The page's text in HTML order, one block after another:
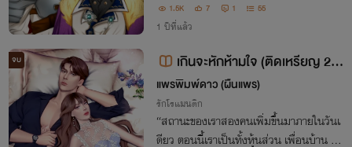
าทหน้าที่ที่แตกต่างกัน ทำให้ทั้งสองต้องเสีย
สละบางสิ่งเพื่อรักษาสิ่งที่สำคัญกว่า พวกเข
1.5K 7 1 55
1 ปีที่แล้ว
จบ
เกินจะหักห้ามใจ (ติดเหรียญ 25/
04/68)
แพรพิมพ์ดาว (ผืนแพร)
รักโรแมนติก
“สถานะของเราสองคนเพิ่มขึ้นมาภายในวันเ
ดียว ตอนนี้เราเป็นทั้งหุ้นส่วน เพื่อนบ้าน แล้